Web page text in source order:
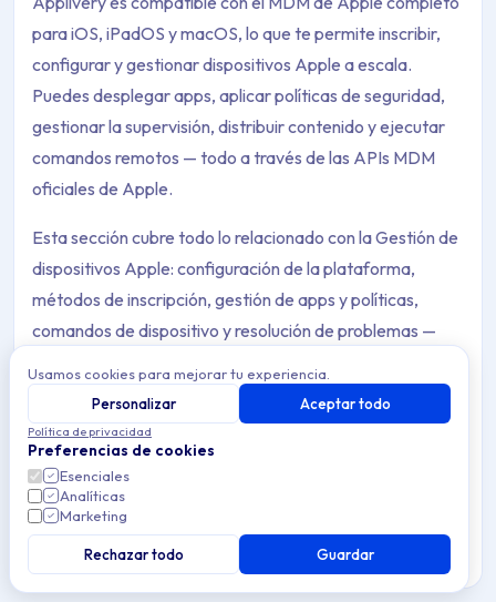
para iOS, iPadOS y macOS, lo que te permite inscribir,
configurar y gestionar dispositivos Apple a escala.
Puedes desplegar apps, aplicar políticas de seguridad,
gestionar la supervisión, distribuir contenido y ejecutar
comandos remotos — todo a través de las APIs MDM
oficiales de Apple.
Esta sección cubre todo lo relacionado con la Gestión de
dispositivos Apple: configuración de la plataforma,
métodos de inscripción, gestión de apps y políticas,
comandos de dispositivo y resolución de problemas —
macOS
Gestión de dispositivos macOS en Applivery —
automatiza el aprovisionamiento, aplica
a escala.
33 articles
Archive Contents: Apple
This collection contains 4 articles across 1 sections: Apple.
Usamos cookies para mejorar tu experiencia.
Personalizar
Aceptar todo
Política de privacidad
Preferencias de cookies
Esenciales
Analíticas
Marketing
Rechazar todo Guardar